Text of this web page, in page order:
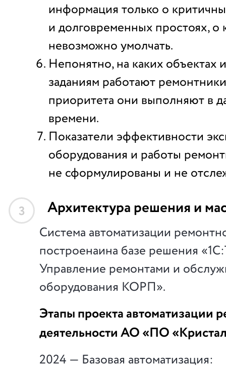
информация только о
и долговременных простоях, о
невозможно умолчать.
Непонятно, на каких объектах
заданиям работают
приоритета они выполняют в
времени.
Показатели эффективности
оборудования и работы
не сформулированы и не
3 Архитектура решения и
Система автоматизации
построенаина базе решения
Управление ремонтами и
оборудования КОРП».
Этапы проекта автоматизации
деятельности АО «ПО
2024 — Базовая автоматизация: